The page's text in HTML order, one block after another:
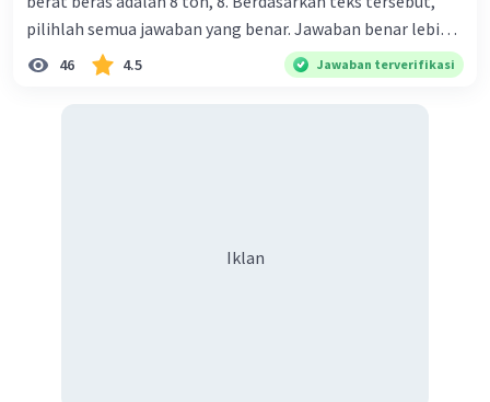
pilihlah semua jawaban yang benar. Jawaban benar lebih
dari satu. Banyak karung beras kemasan 25 kg adalah 50
buah. Banyak karung beras kemasan 50 kg adalah 150
harus dibayar oleh Bu Vina? A. Rp2.540.000 C. Rp2.312.000 B.
46 4.5 Jawaban terverifikasi
Iklan